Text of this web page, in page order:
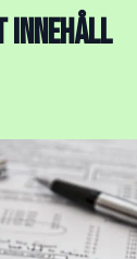
INNEHÅLL